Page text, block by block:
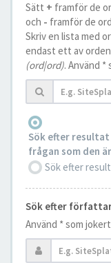
Sätt + framför de
och - framför de
Skriv en lista med
endast ett av
(ord|ord). Använd
Sök efter
frågan som den
Sök efter
Sök efter
Använd * som